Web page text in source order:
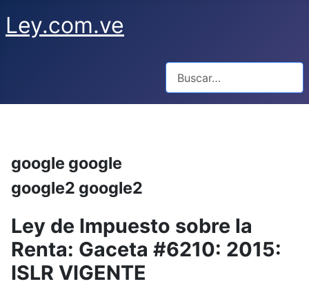
Ley.com.ve
google google
google2 google2
Ley de Impuesto sobre la
Renta: Gaceta #6210: 2015:
ISLR VIGENTE